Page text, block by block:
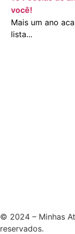
você!
Mais um ano
lista...
© 2024 – Minhas
reservados.